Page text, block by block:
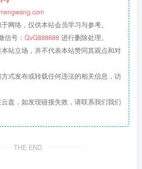
网络，仅供本站会员学习与参考。
信号： QvQ888688 进行删除处理。
站立场，并不代表本站赞同其观点和对
式发布或转载任何违法的相关信息，访
盘，如发现链接失效，请联系我们我们
THE END